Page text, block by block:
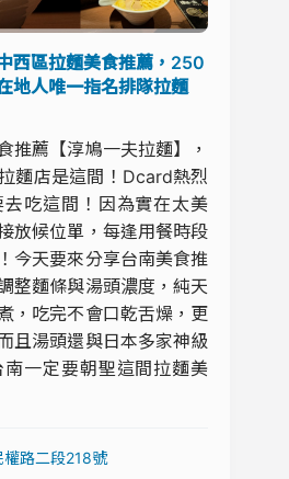
西區拉麵美食推薦，250
地人唯一指名排隊拉麵
推薦【淳鳩一夫拉麵】，
麵店是這間！Dcard熱烈
吃這間！因為實在太美
放候位單，每逢用餐時段
今天要來分享台南美食推
整麵條與湯頭濃度，純天
，吃完不會口乾舌燥，更
且湯頭還與日本多家神級
一定要朝聖這間拉麵美
路二段218號